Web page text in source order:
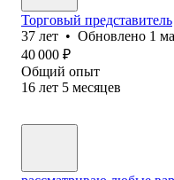
Торговый представитель
37 лет • Обновлено 1
40 000 ₽
Общий опыт
16 лет 5 месяцев